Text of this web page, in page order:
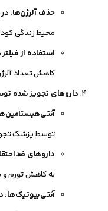
حذف آلرژن‌ها:
محیط زندگی
استفاده از
کاهش تعداد
داروهای تجویز شده
توسط پزشک
داروهای
به کاهش تورم
آنتی‌بیوتیک‌ها: